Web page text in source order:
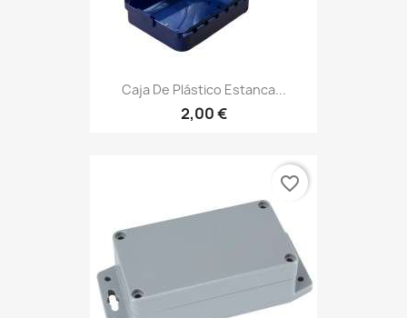
Caja De Plástico Estanca...
2,00 €
favorite_border